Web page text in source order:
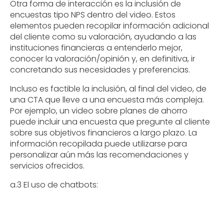
Otra forma de interacción es la inclusión de
encuestas tipo NPS dentro del video. Estos
elementos pueden recopilar información adicional
del cliente como su valoración, ayudando a las
instituciones financieras a entenderlo mejor,
conocer la valoración/opinión y, en definitiva, ir
concretando sus necesidades y preferencias.
Incluso es factible la inclusión, al final del video, de
una CTA que lleve a una encuesta más compleja.
Por ejemplo, un video sobre planes de ahorro
puede incluir una encuesta que pregunte al cliente
sobre sus objetivos financieros a largo plazo. La
información recopilada puede utilizarse para
personalizar aún más las recomendaciones y
servicios ofrecidos.
a.3 El uso de chatbots: